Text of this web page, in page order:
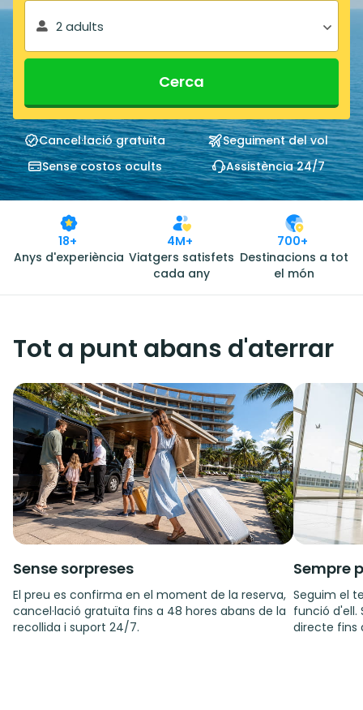
2 adults
Cerca
Cancel·lació gratuïta
Seguiment del vol
Sense costos ocults
Assistència 24/7
18+
Anys d'experiència
4M+
Viatgers satisfets
cada any
700+
Destinacions a tot
el món
Tot a punt abans d'aterrar
Sense sorpreses
El preu es confirma en el moment de la reserva,
cancel·lació gratuïta fins a 48 hores abans de la
recollida i suport 24/7.
Sempre
Seguim el
funció d'ell.
directe fins